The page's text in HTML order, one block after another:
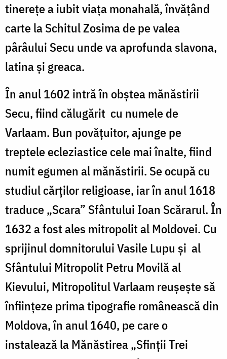
tinereţe a iubit viaţa monahală, învăţând
carte la Schitul Zosima de pe valea
pârâului Secu unde va aprofunda slavona,
latina şi greaca.
În anul 1602 intră în obştea mănăstirii
Secu, fiind călugărit cu numele de
Varlaam. Bun povăţuitor, ajunge pe
treptele ecleziastice cele mai înalte, fiind
numit egumen al mănăstirii. Se ocupă cu
studiul cărţilor religioase, iar în anul 1618
traduce „Scara” Sfântului Ioan Scărarul. În
1632 a fost ales mitropolit al Moldovei. Cu
sprijinul domnitorului Vasile Lupu şi al
Sfântului Mitropolit Petru Movilă al
Kievului, Mitropolitul Varlaam reuşeşte să
înfiinţeze prima tipografie românească din
Moldova, în anul 1640, pe care o
instalează la Mănăstirea „Sfinţii Trei